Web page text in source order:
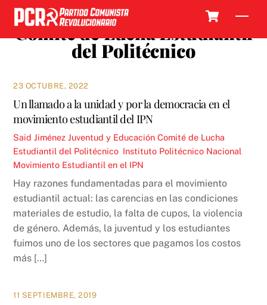
Skip
content
Comité de Lucha Estudiantil
del Politécnico
23 OCTUBRE, 2022
Un llamado a la unidad y por la democracia en el
movimiento estudiantil del IPN
Said Jiménez Juventud y Educación Comité de Lucha
Estudiantil del Politécnico Instituto Politécnico Nacional
Movimiento Estudiantil en el IPN
Hay razones fundamentadas para el movimiento
estudiantil actual: las carencias en las condiciones
materiales de estudio, la falta de cupos, la violencia
de género. Además, la juventud y los estudiantes
fuimos uno de los sectores que pagamos los costos
más […]
11 SEPTIEMBRE, 2019